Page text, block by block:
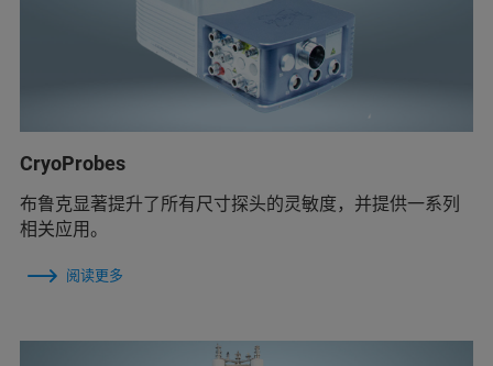
CryoProbes
布鲁克显著提升了所有尺寸探头的灵敏度，并提供一系列
相关应用。
阅读更多